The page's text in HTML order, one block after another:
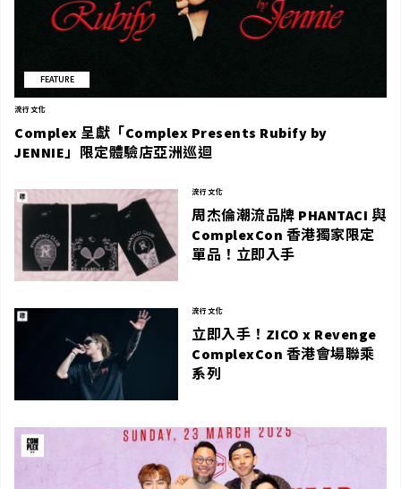
FEATURE
流行文化
Complex 呈獻「Complex Presents Rubify by
JENNIE」限定體驗店亞洲巡迴
流行文化
周杰倫潮流品牌 PHANTACI 與
ComplexCon 香港獨家限定
單品！立即入手
流行文化
立即入手！ZICO x Revenge
ComplexCon 香港會場聯乘
系列